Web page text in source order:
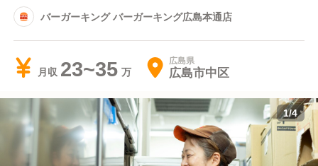
バーガーキング バーガーキング広島本通店
月収 23~35 広島県
広島市中区
1/4